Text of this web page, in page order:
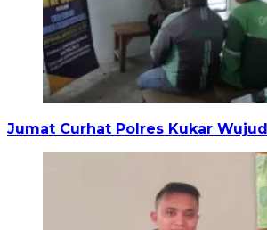
Jumat Curhat Polres Kukar